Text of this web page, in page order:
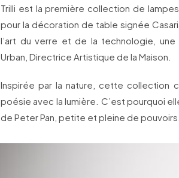
Trilli est la première collection de
pour la décoration de table signée
l’art du verre et de la technologie, une
Urban, Directrice Artistique de la Maison.
Inspirée par la nature, cette collection
poésie avec la lumière. C’est pourquoi
de Peter Pan, petite et pleine de